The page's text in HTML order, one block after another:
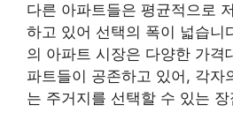
다른 아파트들은 평균적으로
하고 있어 선택의 폭이 넓습니
의 아파트 시장은 다양한 가격
파트들이 공존하고 있어, 각자
는 주거지를 선택할 수 있는